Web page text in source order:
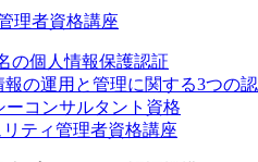
理者資格講座